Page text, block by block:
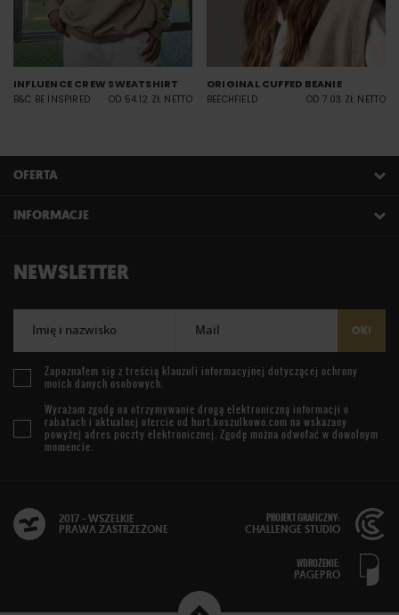
INFLUENCE CREW SWEATSHIRT
B&C BE INSPIRED OD 54.12 ZŁ NETTO
ORIGINAL CUFFED BEANIE
BEECHFIELD OD 7.03 ZŁ NETTO
OFERTA
INFORMACJE
NEWSLETTER
Imię i nazwisko Mail OK!
Zapoznałem się z treścią klauzuli informacyjnej dotyczącej ochrony
moich danych osobowych.
Wyrażam zgodę na otrzymywanie drogą elektroniczną informacji o
rabatach i aktualnej ofercie od hurt.koszulkowo.com na wskazany
powyżej adres poczty elektronicznej. Zgodę można odwołać w dowolnym
momencie.
2017 - WSZELKIE
PRAWA ZASTRZEŻONE
PROJEKT GRAFICZNY:
CHALLENGE STUDIO
WDROŻENIE:
PAGEPRO